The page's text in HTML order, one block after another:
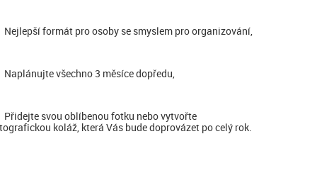
Nejlepší formát pro osoby se smyslem pro organizování,
Naplánujte všechno 3 měsíce dopředu,
Přidejte svou oblíbenou fotku nebo vytvořte
koláž, která Vás bude doprovázet po celý rok.